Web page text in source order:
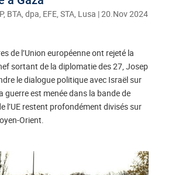
BTA, dpa, EFE, STA, Lusa |20.Nov 2024
de l’Union européenne ont rejeté la
sortant de la diplomatie des 27, Josep
le dialogue politique avec Israël sur
guerre est menée dans la bande de
l’UE restent profondément divisés sur
Orient.